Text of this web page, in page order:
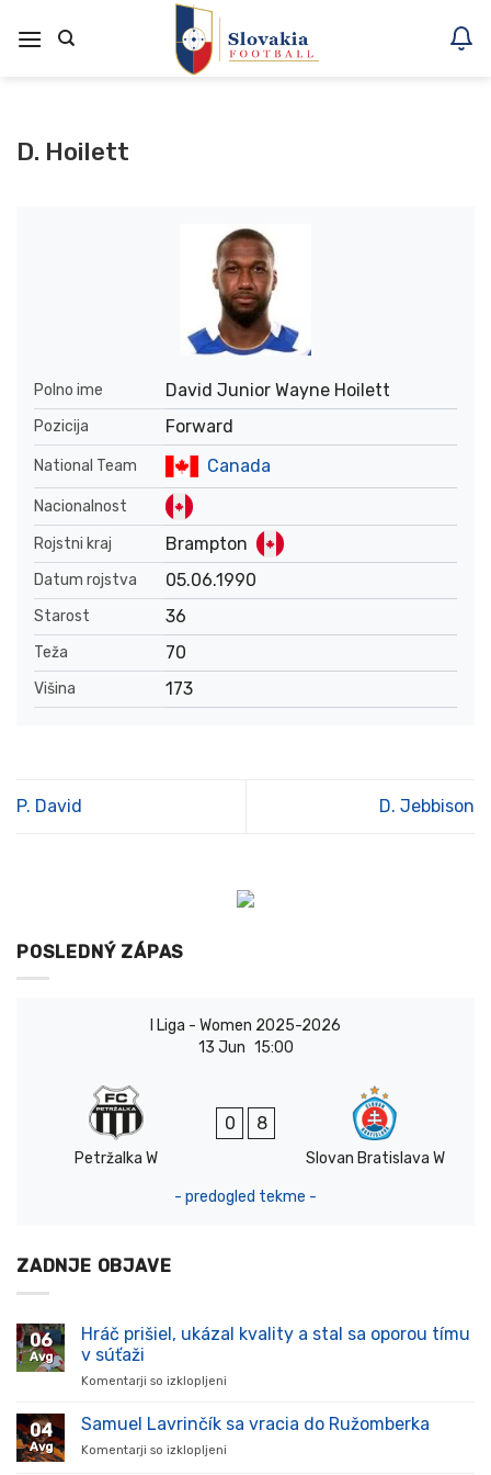
na
D. Hoilett
Polno ime David Junior Wayne Hoilett
Pozicija Forward
National Team Canada
Nacionalnost
Rojstni kraj
Brampton
Datum rojstva 05.06.1990
Starost 36
Teža 70
Višina 173
P. David D. Jebbison
POSLEDNÝ ZÁPAS
I Liga - Women 2025-2026
13 Jun 15:00
Petržalka W
0 8
Slovan Bratislava W
- predogled tekme -
ZADNJE OBJAVE
06
Avg
Hráč prišiel, ukázal kvality a stal sa oporou tímu
v súťaži
Komentarji so izklopljeni
prišiel,
04
Avg
Samuel Lavrinčík sa vracia do Ružomberka
Komentarji so izklopljeni